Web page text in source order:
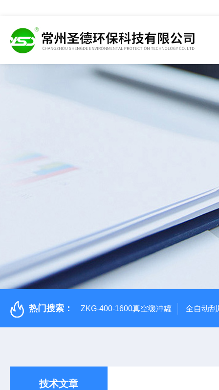
热门搜索： ZKG-400-1600真空缓冲罐 全自动刮
技术文章